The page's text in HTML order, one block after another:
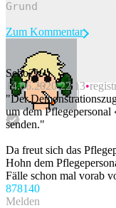
Beitrag melden
Zum Kommentar
SeboZh
14.06.2020 22:13
"Der
um dem Pflegepersonal
senden."
Da freut sich das
Hohn dem
Fälle schon mal vorab
878140
Melden